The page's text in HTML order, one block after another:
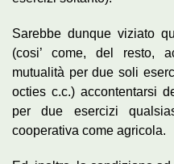
Sarebbe dunque viziato
(cosi’ come, del resto,
mutualità per due soli
octies c.c.) accontentarsi
per due esercizi
cooperativa come agricola.